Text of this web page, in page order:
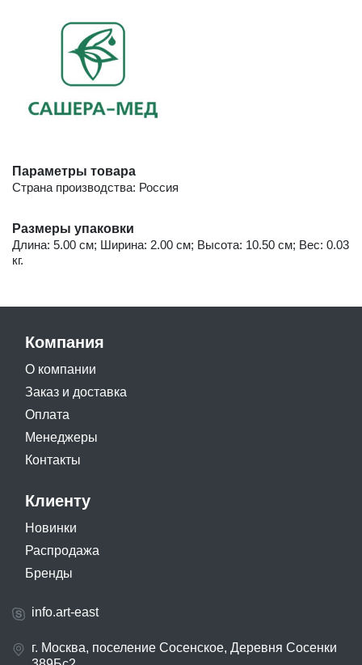
Параметры товара
Страна производства: Россия
Размеры упаковки
Длина: 5.00 см; Ширина: 2.00 см; Высота: 10.50 см; Вес: 0.03
кг.
Компания
О компании
Заказ и доставка
Оплата
Менеджеры
Контакты
Клиенту
Новинки
Распродажа
Бренды
info.art-east
г. Москва, поселение Сосенское, Деревня Сосенки